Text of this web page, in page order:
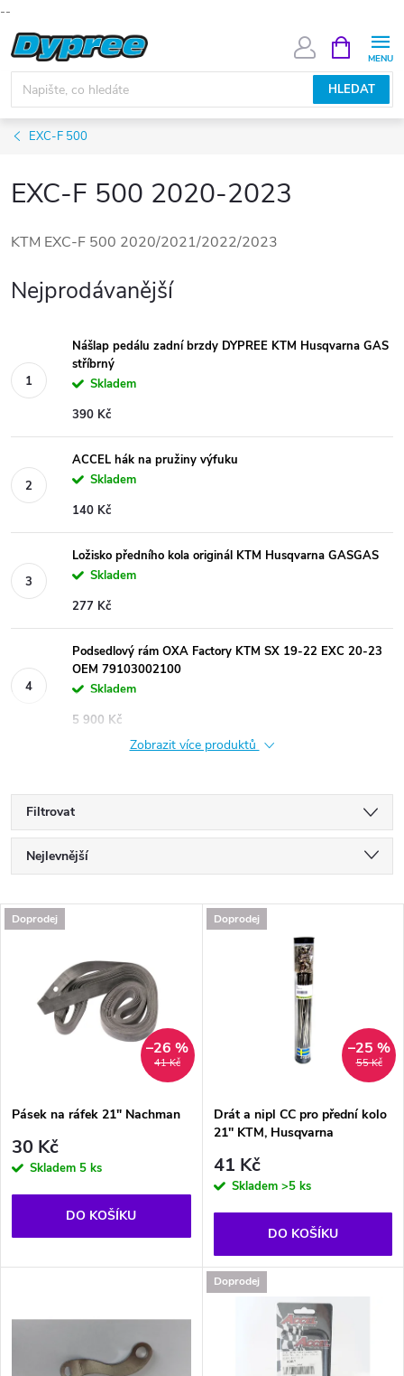
--
Přejít
na
obsah
HLEDAT
NÁKUPNÍ
KOŠÍK
EXC-F 500
EXC-F 500 2020-2023
KTM EXC-F 500 2020/2021/2022/2023
Nejprodávanější
Nášlap pedálu zadní brzdy DYPREE KTM Husqvarna GAS
stříbrný
Skladem
390 Kč
ACCEL hák na pružiny výfuku
Skladem
140 Kč
Ložisko předního kola originál KTM Husqvarna GASGAS
Skladem
277 Kč
Podsedlový rám OXA Factory KTM SX 19-22 EXC 20-23
OEM 79103002100
Skladem
5 900 Kč
Zobrazit více produktů
Filtrovat
Ř
a
p
r
d
u
Nejlevnější
Nejprodávanější
Abecedně
V
s
p
r
o
u
Doprodej
41 Kč
–26 %
Pásek na ráfek 21" Nachman
30 Kč
Skladem 5 ks
DO KOŠÍKU
Doprodej
55 Kč
–25 %
Drát a nipl CC pro přední kolo
21'' KTM, Husqvarna
41 Kč
Skladem >5 ks
DO KOŠÍKU
Doprodej